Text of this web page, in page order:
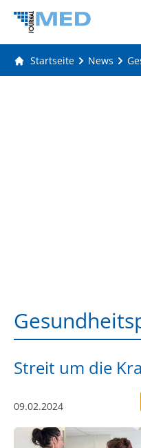
Startseite News
Streit um die
09.02.2024